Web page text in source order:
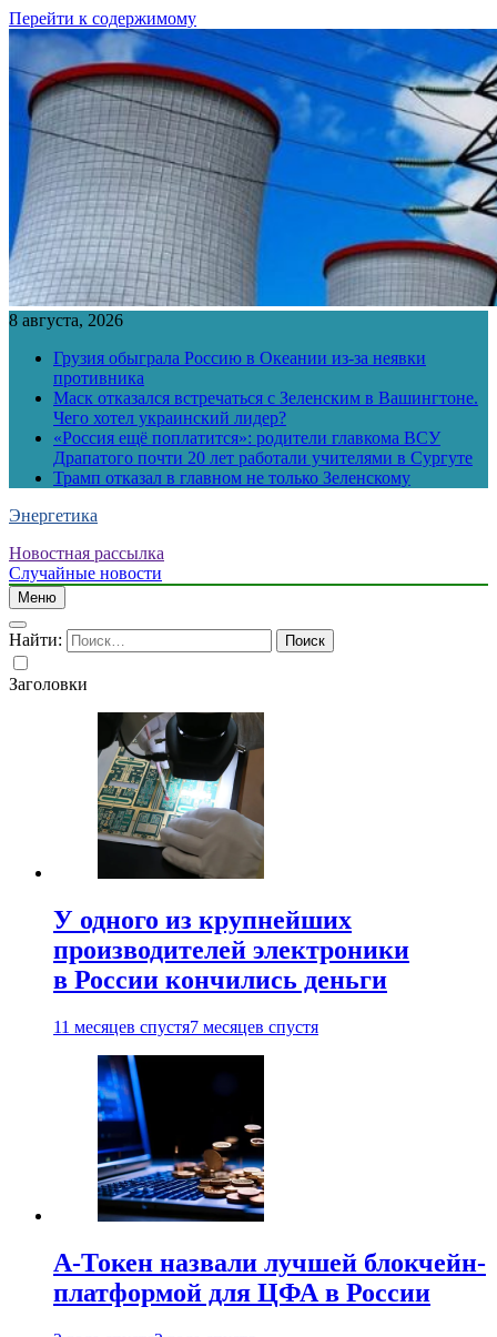
Перейти к содержимому
8 августа, 2026
Грузия обыграла Россию в Океании из-за неявки
противника
Маск отказался встречаться с Зеленским в Вашингтоне.
Чего хотел украинский лидер?
«Россия ещё поплатится»: родители главкома ВСУ
Драпатого почти 20 лет работали учителями в Сургуте
Трамп отказал в главном не только Зеленскому
Энергетика
Новостная рассылка
Случайные новости
Меню
Найти:
Заголовки
У одного из крупнейших
производителей электроники
в России кончились деньги
11 месяцев спустя7 месяцев спустя
А-Токен назвали лучшей блокчейн-
платформой для ЦФА в России